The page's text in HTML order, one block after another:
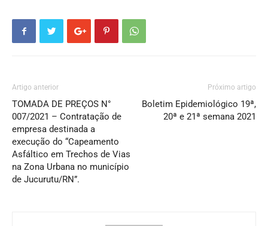
Artigo anterior
TOMADA DE PREÇOS N°
007/2021 – Contratação de
empresa destinada a
execução do “Capeamento
Asfáltico em Trechos de Vias
na Zona Urbana no município
de Jucurutu/RN”.
Próximo artigo
Boletim Epidemiológico 19ª,
20ª e 21ª semana 2021